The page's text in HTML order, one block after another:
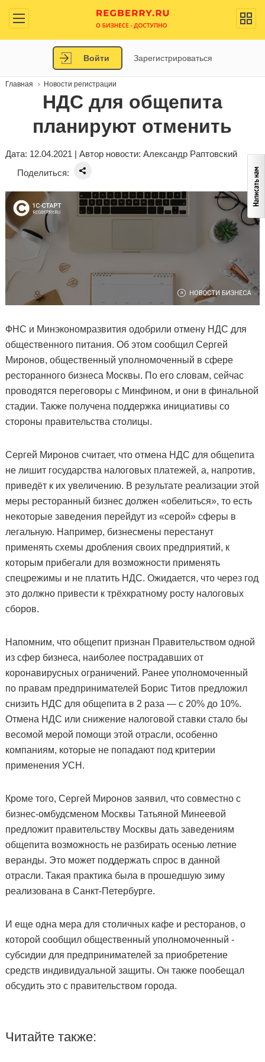
Войти Зарегистрироваться
Главная Новости регистрации
НДС для общепита
планируют отменить
Дата: 12.04.2021 | Автор новости: Александр Раптовский
Поделиться:
ФНС и Минэкономразвития одобрили отмену НДС для
общественного питания. Об этом сообщил Сергей
Миронов, общественный уполномоченный в сфере
ресторанного бизнеса Москвы. По его словам, сейчас
проводятся переговоры с Минфином, и они в финальной
стадии. Также получена поддержка инициативы со
стороны правительства столицы.
Сергей Миронов считает, что отмена НДС для общепита
не лишит государства налоговых платежей, а, напротив,
приведёт к их увеличению. В результате реализации этой
меры ресторанный бизнес должен «обелиться», то есть
некоторые заведения перейдут из «серой» сферы в
легальную. Например, бизнесмены перестанут
применять схемы дробления своих предприятий, к
которым прибегали для возможности применять
спецрежимы и не платить НДС. Ожидается, что через год
это должно привести к трёхкратному росту налоговых
сборов.
Напомним, что общепит признан Правительством одной
из сфер бизнеса, наиболее пострадавших от
коронавирусных ограничений. Ранее уполномоченный
по правам предпринимателей Борис Титов предложил
снизить НДС для общепита в 2 раза — с 20% до 10%.
Отмена НДС или снижение налоговой ставки стало бы
весомой мерой помощи этой отрасли, особенно
компаниям, которые не попадают под критерии
применения УСН.
Кроме того, Сергей Миронов заявил, что совместно с
бизнес-омбудсменом Москвы Татьяной Минеевой
предложит правительству Москвы дать заведениям
общепита возможность не разбирать осенью летние
веранды. Это может поддержать спрос в данной
отрасли. Такая практика была в прошедшую зиму
реализована в Санкт-Петербурге.
И еще одна мера для столичных кафе и ресторанов, о
которой сообщил общественный уполномоченный -
субсидии для предпринимателей за приобретение
средств индивидуальной защиты. Он также пообещал
обсудить это с правительством города.
Читайте также: